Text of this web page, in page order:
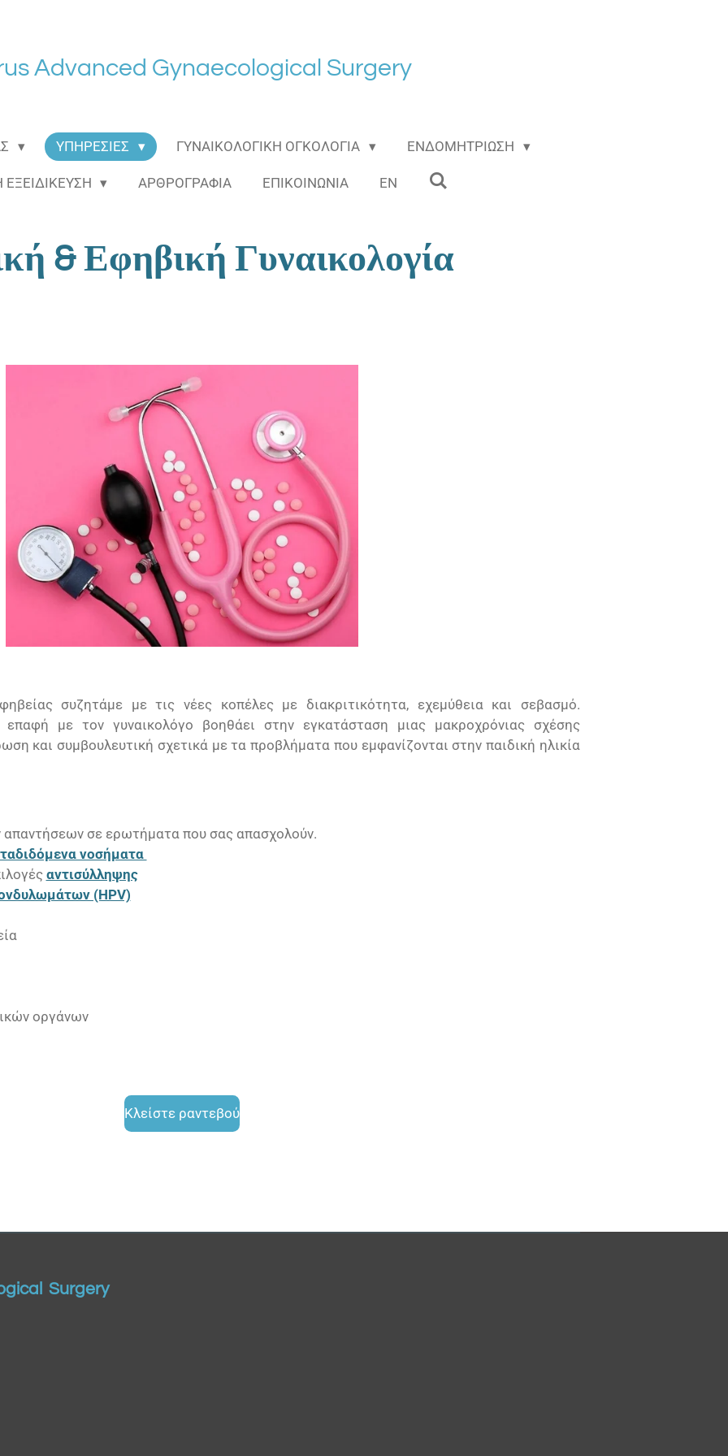
Advanced Gynaecological Surgery
ΥΠΗΡΕΣΙΕΣ ΓΥΝΑΙΚΟΛΟΓΙΚΗ ΟΓΚΟΛΟΓΙΑ ΕΝΔΟΜΗΤΡΙΩΣΗ
ΕΞΕΙΔΙΚΕΥΣΗ ΑΡΘΡΟΓΡΑΦΙΑ ΕΠΙΚΟΙΝΩΝΙΑ EN
& Εφηβική Γυναικολογία
συζητάμε με τις νέες κοπέλες με διακριτικότητα, εχεμύθεια και σεβασμό.
με τον γυναικολόγο βοηθάει στην εγκατάσταση μιας μακροχρόνιας σχέσης
και συμβουλευτική σχετικά με τα προβλήματα που εμφανίζονται στην παιδική ηλικία
σε ερωτήματα που σας απασχολούν.
νοσήματα
αντισύλληψης
(HPV)
οργάνων
Κλείστε ραντεβού
Surgery